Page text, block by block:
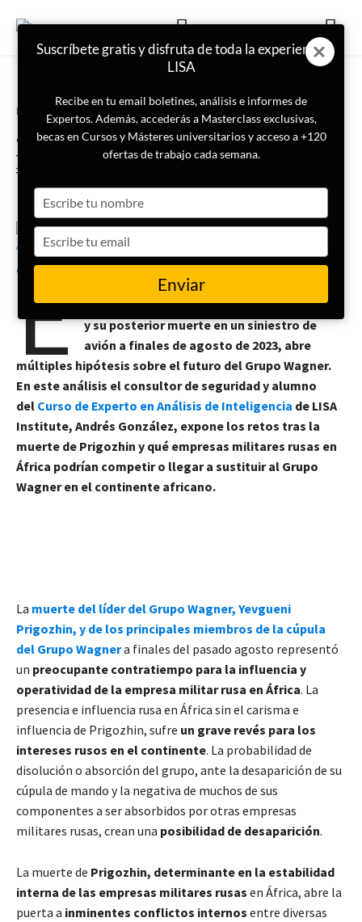
Portada
¿Qué empresas militares rusas
podrían sustituir al Grupo
Wagner en África?
Andrés González
E
l complot contra el Kremlin liderado por el
líder del Grupo Wagner, Yevgueni Prigozhin,
y su posterior muerte en un siniestro de
avión a finales de agosto de 2023, abre
múltiples hipótesis sobre el futuro del Grupo Wagner.
En este análisis el consultor de seguridad y alumno
del Curso de Experto en Análisis de Inteligencia de LISA
Institute, Andrés González, expone los retos tras la
muerte de Prigozhin y qué empresas militares rusas en
África podrían competir o llegar a sustituir al Grupo
Wagner en el continente africano.
La muerte del líder del Grupo Wagner, Yevgueni
Prigozhin, y de los principales miembros de la cúpula
del Grupo Wagnera finales del pasado agosto representó
un preocupante contratiempo para la influencia y
operatividad de la empresa militar rusa en África. La
presencia e influencia rusa en África sin el carisma e
influencia de Prigozhin, sufre un grave revés para los
intereses rusos en el continente. La probabilidad de
disolución o absorción del grupo, ante la desaparición de su
cúpula de mando y la negativa de muchos de sus
componentes a ser absorbidos por otras empresas
militares rusas, crean una posibilidad de desaparición.
La muerte de Prigozhin, determinante en la estabilidad
interna de las empresas militares rusas en África, abre la
puerta a inminentes conflictos internos entre diversas
Suscríbete gratis y disfruta de toda la experiencia
LISA
Recibe en tu email boletines, análisis e informes de
Expertos. Además, accederás a Masterclass exclusivas,
becas en Cursos y Másteres universitarios y acceso a +120
ofertas de trabajo cada semana.
your
name
your
email
Enviar